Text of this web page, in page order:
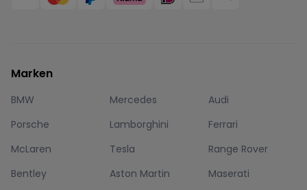
Marken
BMW Mercedes
Audi
Porsche
Lamborghini
Ferrari
McLaren
Tesla
Range Rover
Bentley
Aston Martin
Maserati